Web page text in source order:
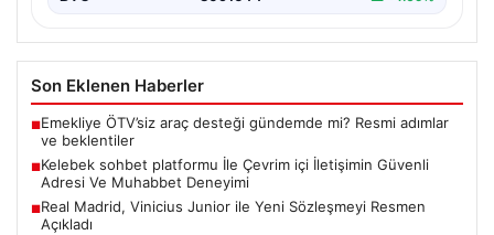
Son Eklenen Haberler
■Emekliye ÖTV’siz araç desteği gündemde mi? Resmi adımlar
ve beklentiler
■Kelebek sohbet platformu İle Çevrim içi İletişimin Güvenli
Adresi Ve Muhabbet Deneyimi
■Real Madrid, Vinicius Junior ile Yeni Sözleşmeyi Resmen
Açıkladı